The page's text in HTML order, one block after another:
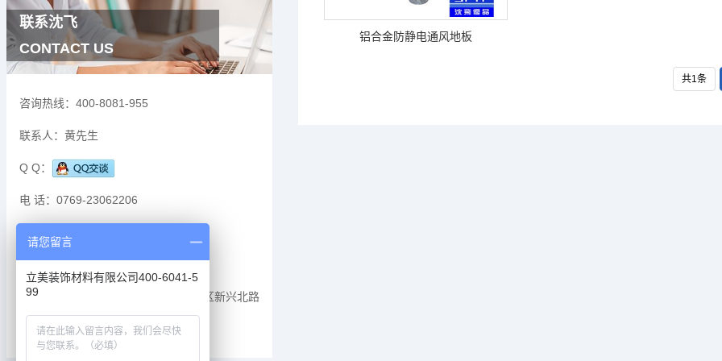
联系沈飞
CONTACT US
咨询热线： 400-8081-955
联系人： 黄先生
Q Q：
电 话： 0769-23062206
邮 箱：963601378
地 址： 广东省东莞市莞城街道罗沙社区新兴北路
7号
铝合金防静电通风地板
共1条
请您留言
立美装饰材料有限公司400-6041-5
99